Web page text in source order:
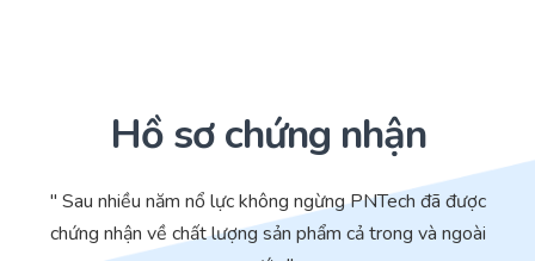
Hồ sơ chứng nhận
" Sau nhiều năm nổ lực không ngừng PNTech đã được
chứng nhận về chất lượng sản phẩm cả trong và ngoài